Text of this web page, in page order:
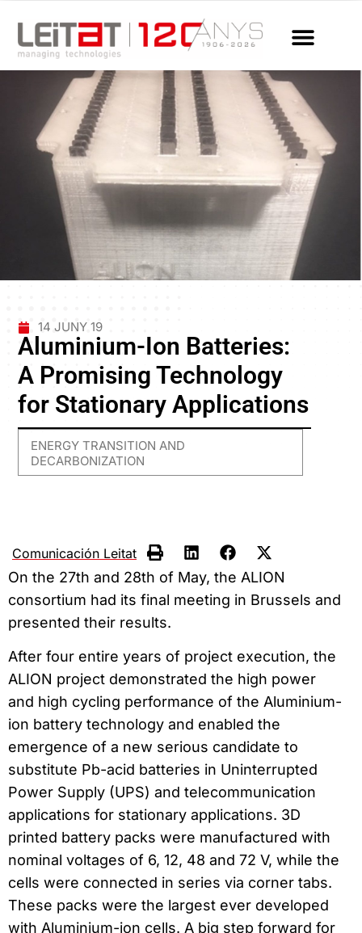
14 JUNY 19
Aluminium-Ion Batteries:
A Promising Technology
for Stationary Applications
ENERGY TRANSITION AND
DECARBONIZATION
Comunicación Leitat
On the 27th and 28th of May, the ALION
consortium had its final meeting in Brussels and
presented their results.
After four entire years of project execution, the
ALION project demonstrated the high power
and high cycling performance of the Aluminium-
ion battery technology and enabled the
emergence of a new serious candidate to
substitute Pb-acid batteries in Uninterrupted
Power Supply (UPS) and telecommunication
applications for stationary applications. 3D
printed battery packs were manufactured with
nominal voltages of 6, 12, 48 and 72 V, while the
cells were connected in series via corner tabs.
These packs were the largest ever developed
with Aluminium-ion cells. A big step forward for